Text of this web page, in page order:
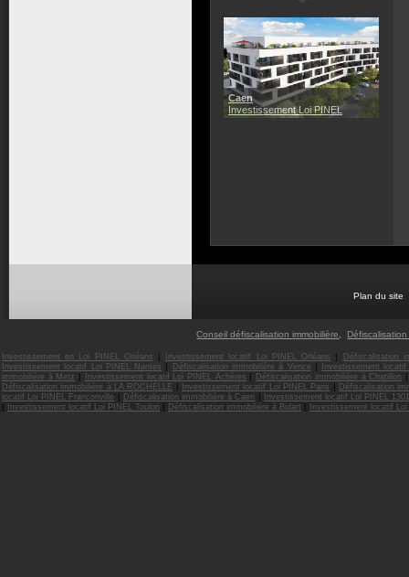
Caen
Investissement Loi PINEL
Plan du site
Conseil défiscalisation immobilière
Investissement en Loi PINEL Orléans | Investissement locatif Loi PINEL Orléans |
Défiscalisation
Investissement locatif Loi PINEL Nantes | Défiscalisation immobilière à Vence |
Investissement
immobilière à Metz | Investissement locatif Loi PINEL Achères | Défiscalisation immobilière à Chatillon |
Défiscalisation immobilière à LA ROCHELLE | Investissement locatif Loi PINEL Paris | Défiscalisation
locatif Loi PINEL Franconville | Défiscalisation immobilière à Caen | Investissement locatif Loi PINEL
| Investissement locatif Loi PINEL Toulon | Défiscalisation immobilière à Bidart | Investissement locatif